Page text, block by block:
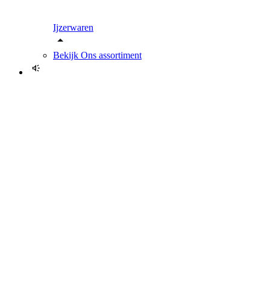
Ijzerwaren
Bekijk Ons assortiment